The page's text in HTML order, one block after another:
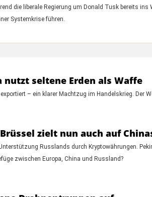
die liberale Regierung um Donald Tusk bereits
Systemkrise führen.
seltene Erden als Waffe
– ein klarer Machtzug im Handelskrieg. Der
zielt nun auch auf
Russlands durch Kryptowährungen.
zwischen Europa, China und Russland?